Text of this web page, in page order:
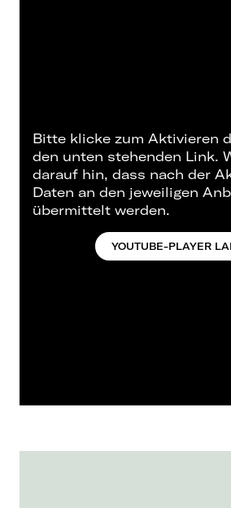
Bitte klicke zum Aktivieren
den unten stehenden Link.
darauf hin, dass nach der
Daten an den jeweiligen
übermittelt werden.
YOUTUBE-PLAYER